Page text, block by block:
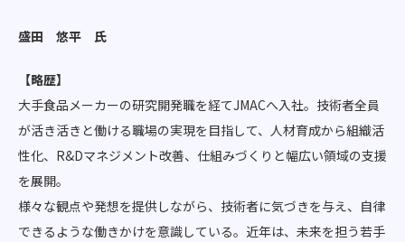
盛田 悠平 氏
【略歴】
大手食品メーカーの研究開発職を経てJMACへ入社。技術者全員
が活き活きと働ける職場の実現を目指して、人材育成から組織活
性化、R&Dマネジメント改善、仕組みづくりと幅広い領域の支援
を展開。
様々な観点や発想を提供しながら、技術者に気づきを与え、自律
できるような働きかけを意識している。近年は、未来を担う若手